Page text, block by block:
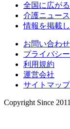
全国に広が
介護ニュース
情報を掲載
お問い合わせ
プライバシ
利用規約
運営会社
サイトマップ
Copyright Since